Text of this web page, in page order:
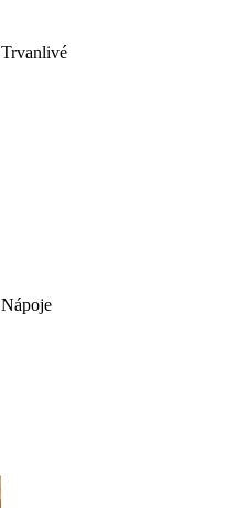
Trvanlivé
Nápoje